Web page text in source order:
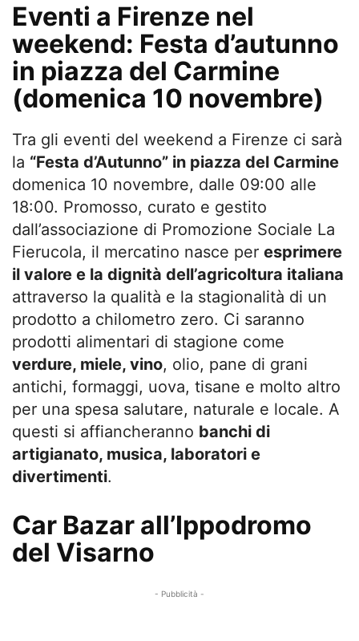
Eventi a Firenze nel
weekend: Festa d’autunno
in piazza del Carmine
(domenica 10 novembre)
Tra gli eventi del weekend a Firenze ci sarà
la “Festa d’Autunno” in piazza del Carmine
domenica 10 novembre, dalle 09:00 alle
18:00. Promosso, curato e gestito
dall’associazione di Promozione Sociale La
Fierucola, il mercatino nasce per esprimere
il valore e la dignità dell’agricoltura italiana
attraverso la qualità e la stagionalità di un
prodotto a chilometro zero. Ci saranno
prodotti alimentari di stagione come
verdure, miele, vino, olio, pane di grani
antichi, formaggi, uova, tisane e molto altro
per una spesa salutare, naturale e locale. A
questi si affiancheranno banchi di
artigianato, musica, laboratori e
divertimenti.
Car Bazar all’Ippodromo
del Visarno
- Pubblicità -